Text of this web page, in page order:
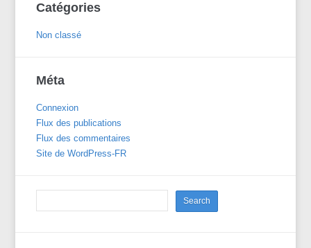
Catégories
Non classé
Méta
Connexion
Flux des publications
Flux des commentaires
Site de WordPress-FR